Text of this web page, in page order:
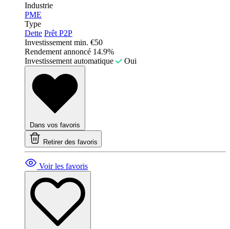
Industrie
PME
Type
Dette Prêt P2P
Investissement min. €50
Rendement annoncé 14.9%
Investissement automatique
Oui
Dans vos favoris
Retirer des favoris
Voir les favoris